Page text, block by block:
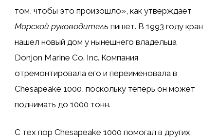
том, чтобы это произошло», как утверждает
Морской руководитель пишет. В 1993 году кран
нашел новый дом у нынешнего владельца
Donjon Marine Co. Inc. Компания
отремонтировала его и переименовала в
Chesapeake 1000, поскольку теперь он может
поднимать до 1000 тонн.
С тех пор Chesapeake 1000 помогал в других